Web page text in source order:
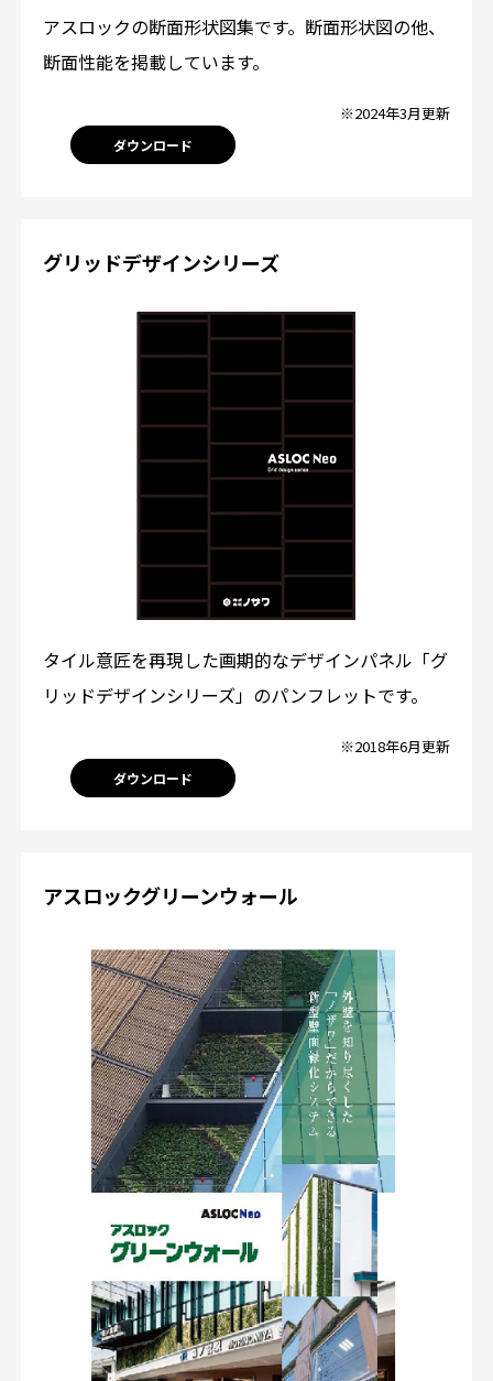
アスロックの断面形状図集です。断面形状図の他、
断面性能を掲載しています。
※2024年3月更新
ダウンロード
グリッドデザインシリーズ
タイル意匠を再現した画期的なデザインパネル「グ
リッドデザインシリーズ」のパンフレットです。
※2018年6月更新
ダウンロード
アスロックグリーンウォール